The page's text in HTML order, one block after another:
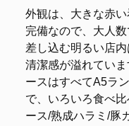
外観は、大きな赤
完備なので、大人
差し込む明るい店
清潔感が溢れてい
ースはすべてA5ラ
で、いろいろ食べ
ース/熟成ハラミ/豚